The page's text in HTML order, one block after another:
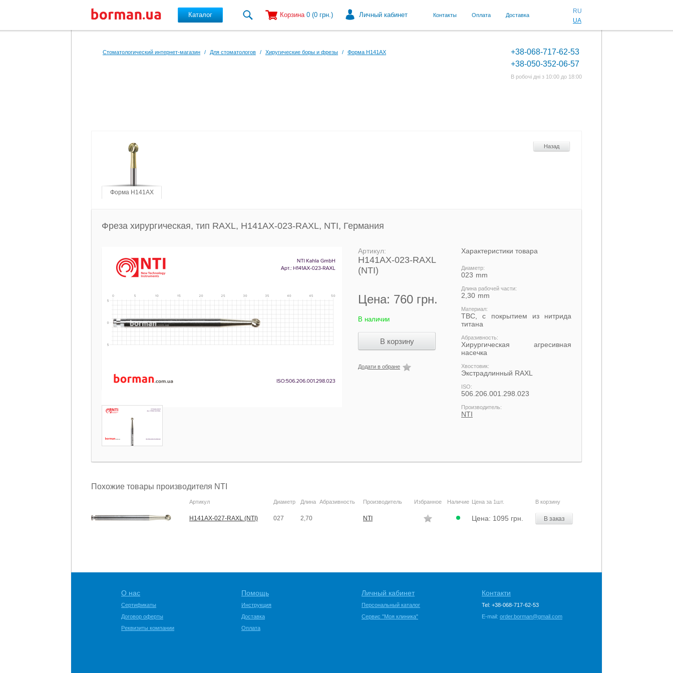
Каталог Корзина 0 (0 грн.) Личный кабинет Контакты Оплата Доставка
RU
UA
Стоматологический интернет-магазин / Для стоматологов / Хиругические боры и фрезы / Форма H141AX
+38-068-717-62-53
+38-050-352-06-57
В робочі дні з 10:00 до 18:00
Форма H141AX
Назад
Фреза хирургическая, тип RAXL, H141AX-023-RAXL, NTI, Германия
Артикул:
H141AX-023-RAXL
(NTI)
Цена: 760 грн.
В наличии
Додати в обране
Характеристики товара
Диаметр:
023
Длина рабочей части:
2,30
Материал:
ТВС, с покрытием из нитрида
титана
Абразивность:
Хирургическая агресивная
насечка
Хвостовик:
Экстрадлинный RAXL
ISO:
506.206.001.298.023
Производитель:
NTI
Похожие товары производителя NTI
Артикул Диаметр Длина Абразивность Производитель Избранное Наличие Цена за 1шт. В корзину
H141AX-027-RAXL (NTI) 027 2,70 NTI Цена: 1095 грн. В заказ
О нас
Сертификаты
Договор оферты
Реквизиты компании
Помощь
Инструкция
Доставка
Оплата
Личный кабинет
Персональный каталог
Сервис "Моя клиника"
Контакти
Tel: +38-068-717-62-53
E-mail: order.borman@gmail.com